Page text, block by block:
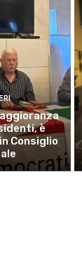
è
Consiglio